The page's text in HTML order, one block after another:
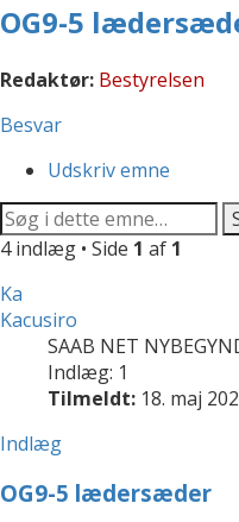
OG9-5
Redaktør: Bestyrelsen
Besvar
Udskriv emne
4 indlæg • Side 1 af 1
Ka
Kacusiro
SAAB NET
Indlæg: 1
Tilmeldt: 18. maj
Indlæg
OG9-5 lædersæder